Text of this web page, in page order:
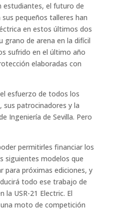
estudiantes, el futuro de
pequeños talleres han
en estos últimos dos
grano de arena en la difícil
sufrido en el último año
elaboradas con
esfuerzo de todos los
sus patrocinadores y la
Ingeniería de Sevilla. Pero
permitirles financiar los
siguientes modelos que
para próximas ediciones, y
todo ese trabajo de
la USR-21 Electric. El
moto de competición